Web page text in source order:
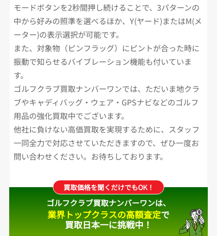
モードボタンを2秒間押し続けることで、3パターンの
中から好みの照準を選べるほか、Y(ヤード)またはM(メ
ーター)の表示選択が可能です。
また、対象物（ピンフラッグ）にピントが合った時に
振動で知らせるバイブレーション機能も付いていま
す。
ゴルフクラブ買取ナンバーワンでは、ただいま地クラ
ブやキャディバッグ・ウェア・GPSナビなどのゴルフ
用品の強化買取中でございます。
他社に負けない高価買取を実現するために、スタッフ
一同全力で対応させていただきますので、ぜひ一度お
問い合わせください。お待ちしております。
買取価格を聞くだけでもOK！
ゴルフクラブ買取ナンバーワンは、
業界トップクラスの高額査定で
買取日本一に挑戦中！